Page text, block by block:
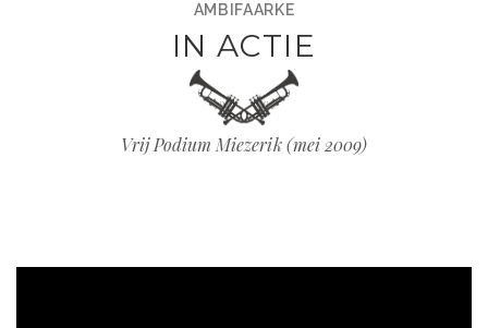
AMBIFAARKE
IN ACTIE
Vrij Podium Miezerik (mei 2009)